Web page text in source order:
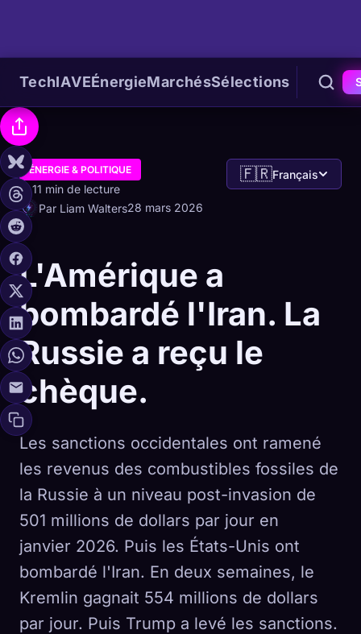
TechIAVEÉnergieMarchésSélections
ÉNERGIE & POLITIQUE
11 min de lecture
Par Liam Walters28 mars 2026
🇫🇷Français
L'Amérique a
bombardé l'Iran. La
Russie a reçu le
chèque.
Les sanctions occidentales ont ramené
les revenus des combustibles fossiles de
la Russie à un niveau post-invasion de
501 millions de dollars par jour en
janvier 2026. Puis les États-Unis ont
bombardé l'Iran. En deux semaines, le
Kremlin gagnait 554 millions de dollars
par jour. Puis Trump a levé les sanctions.